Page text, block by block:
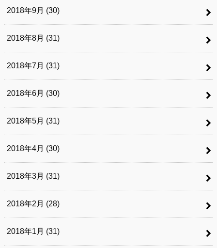
2018年9月 (30)
2018年8月 (31)
2018年7月 (31)
2018年6月 (30)
2018年5月 (31)
2018年4月 (30)
2018年3月 (31)
2018年2月 (28)
2018年1月 (31)